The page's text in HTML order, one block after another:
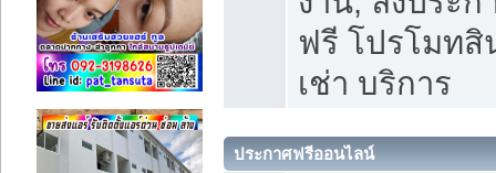
ฟรี โปรโมท
เช่า บริการ
ประกาศฟรีออนไลน์